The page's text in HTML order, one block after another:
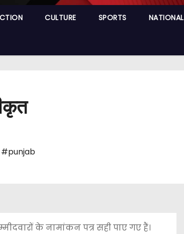
CULTURE SPORTS NATIONAL
#punjab
के नामांकन पत्र सही पाए गए हैं।